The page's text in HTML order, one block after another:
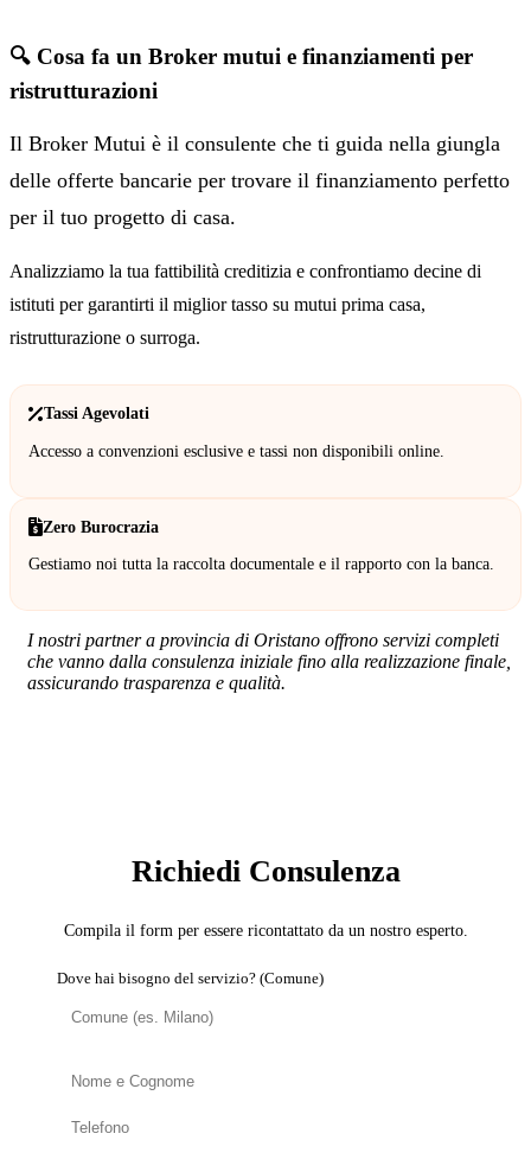
🔍 Cosa fa un Broker mutui e finanziamenti per
ristrutturazioni
Il Broker Mutui è il consulente che ti guida nella giungla
delle offerte bancarie per trovare il finanziamento perfetto
per il tuo progetto di casa.
Analizziamo la tua fattibilità creditizia e confrontiamo decine di
istituti per garantirti il miglior tasso su mutui prima casa,
ristrutturazione o surroga.
Tassi Agevolati
Accesso a convenzioni esclusive e tassi non disponibili online.
Zero Burocrazia
Gestiamo noi tutta la raccolta documentale e il rapporto con la banca.
I nostri partner a provincia di Oristano offrono servizi completi
che vanno dalla consulenza iniziale fino alla realizzazione finale,
assicurando trasparenza e qualità.
Richiedi Consulenza
Compila il form per essere ricontattato da un nostro esperto.
Dove hai bisogno del servizio? (Comune)